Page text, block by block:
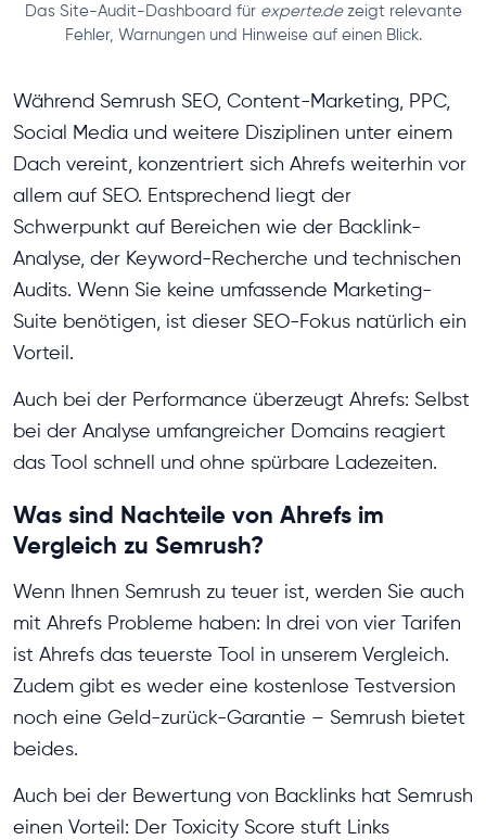
Das Site-Audit-Dashboard für experte.dezeigt relevante
Fehler, Warnungen und Hinweise auf einen Blick.
Während Semrush SEO, Content-Marketing, PPC,
Social Media und weitere Disziplinen unter einem
Dach vereint, konzentriert sich Ahrefs weiterhin vor
allem auf SEO. Entsprechend liegt der
Schwerpunkt auf Bereichen wie der Backlink-
Analyse, der Keyword-Recherche und technischen
Audits. Wenn Sie keine umfassende Marketing-
Suite benötigen, ist dieser SEO-Fokus natürlich ein
Vorteil.
Auch bei der Performance überzeugt Ahrefs: Selbst
bei der Analyse umfangreicher Domains reagiert
das Tool schnell und ohne spürbare Ladezeiten.
Was sind Nachteile von Ahrefs im
Vergleich zu Semrush?
Wenn Ihnen Semrush zu teuer ist, werden Sie auch
mit Ahrefs Probleme haben: In drei von vier Tarifen
ist Ahrefs das teuerste Tool in unserem Vergleich.
Zudem gibt es weder eine kostenlose Testversion
noch eine Geld-zurück-Garantie – Semrush bietet
beides.
Auch bei der Bewertung von Backlinks hat Semrush
einen Vorteil: Der Toxicity Score stuft Links